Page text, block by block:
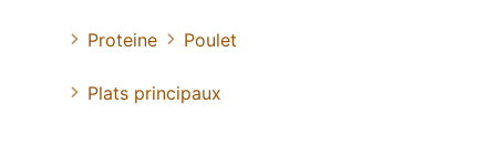
Proteine Poulet
Plats principaux